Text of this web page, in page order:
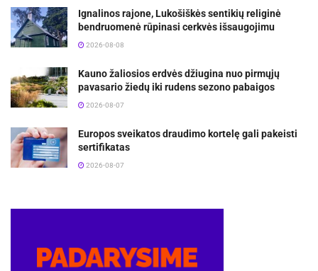
Ignalinos rajone, Lukošiškės sentikių religinė
bendruomenė rūpinasi cerkvės išsaugojimu
2026-08-08
Kauno žaliosios erdvės džiugina nuo pirmųjų
pavasario žiedų iki rudens sezono pabaigos
2026-08-07
Europos sveikatos draudimo kortelę gali pakeisti
sertifikatas
2026-08-07